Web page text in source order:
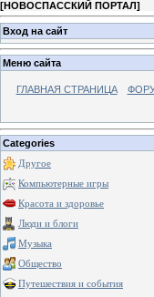
[НОВОСПАССКИЙ ПОРТАЛ]
Вход на сайт
Меню сайта
ГЛАВНАЯ СТРАНИЦА
Categories
Другое
Компьютерные игры
Красота и здоровье
Люди и блоги
Музыка
Общество
Путешествия и события